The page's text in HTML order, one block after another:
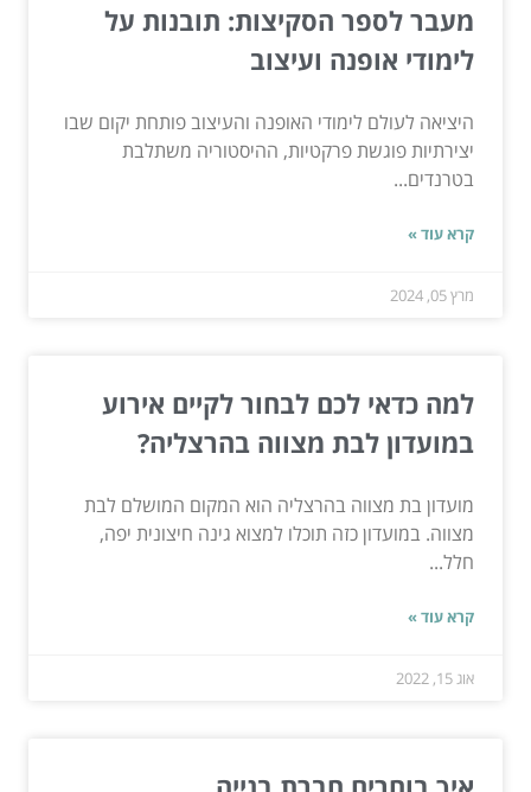
מעבר לספר הסקיצות: תובנות על
לימודי אופנה ועיצוב
היציאה לעולם לימודי האופנה והעיצוב פותחת יקום שבו
יצירתיות פוגשת פרקטיות, ההיסטוריה משתלבת
בטרנדים...
קרא עוד »
מרץ 05, 2024
למה כדאי לכם לבחור לקיים אירוע
במועדון לבת מצווה בהרצליה?
מועדון בת מצווה בהרצליה הוא המקום המושלם לבת
מצווה. במועדון כזה תוכלו למצוא גינה חיצונית יפה,
חלל...
קרא עוד »
אוג 15, 2022